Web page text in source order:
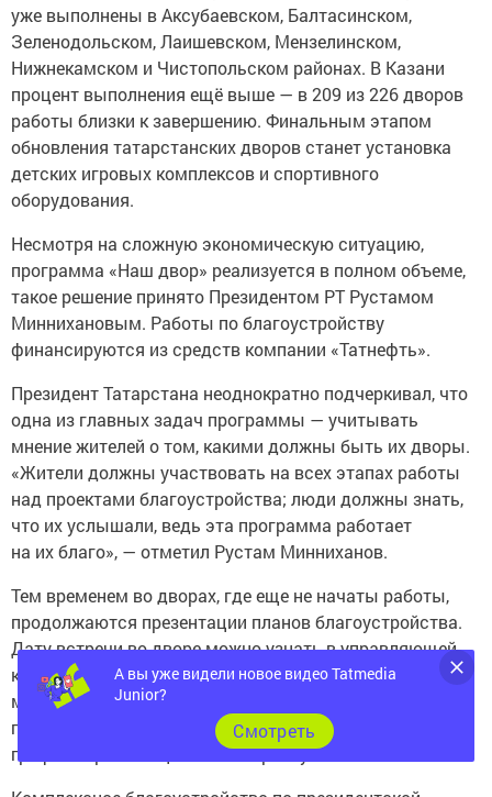
Зеленодольском, Лаишевском, Мензелинском,
Нижнекамском и Чистопольском районах. В Казани
процент выполнения ещё выше — в 209 из 226 дворов
работы близки к завершению. Финальным этапом
обновления татарстанских дворов станет установка
детских игровых комплексов и спортивного
оборудования.
Несмотря на сложную экономическую ситуацию,
программа «Наш двор» реализуется в полном объеме,
такое решение принято Президентом РТ Рустамом
Миннихановым. Работы по благоустройству
финансируются из средств компании «Татнефть».
Президент Татарстана неоднократно подчеркивал, что
одна из главных задач программы — учитывать
мнение жителей о том, какими должны быть их дворы.
«Жители должны участвовать на всех этапах работы
над проектами благоустройства; люди должны знать,
что их услышали, ведь эта программа работает
на их благо», — отметил Рустам Минниханов.
Тем временем во дворах, где еще не начаты работы,
продолжаются презентации планов благоустройства.
Дату встречи во дворе можно узнать в управляющей
компании, а также на сайте и в аккаунтах
муниципальных образований в соцсетях. В Instagram
программы «Наш двор» ежедневно публикуются
графики презентаций по всей республике.
Комплексное благоустройство по президентской
А вы уже видели новое видео Tatmedia
Junior?
Cмотреть